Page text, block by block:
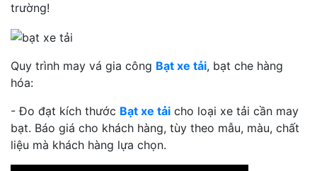
trường!
Quy trình may vá gia công Bạt xe tải, bạt che hàng
hóa:
- Đo đạt kích thước Bạt xe tải cho loại xe tải cần may
bạt. Báo giá cho khách hàng, tùy theo mẫu, màu, chất
liệu mà khách hàng lựa chọn.